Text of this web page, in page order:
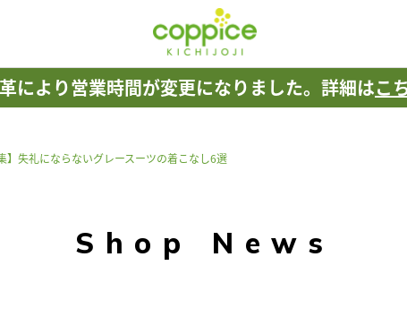
により営業時間が変更になりました。 詳細はこ
】失礼にならないグレースーツの着こなし6選
Shop News